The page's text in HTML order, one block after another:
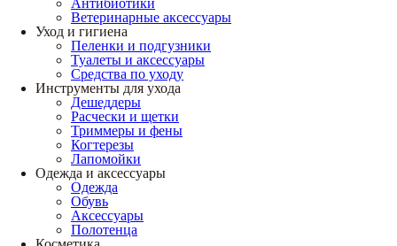
Антибиотики
Ветеринарные аксессуары
Уход и гигиена
Пеленки и подгузники
Туалеты и аксессуары
Средства по уходу
Инструменты для ухода
Дешеддеры
Расчески и щетки
Триммеры и фены
Когтерезы
Лапомойки
Одежда и аксессуары
Одежда
Обувь
Аксессуары
Полотенца